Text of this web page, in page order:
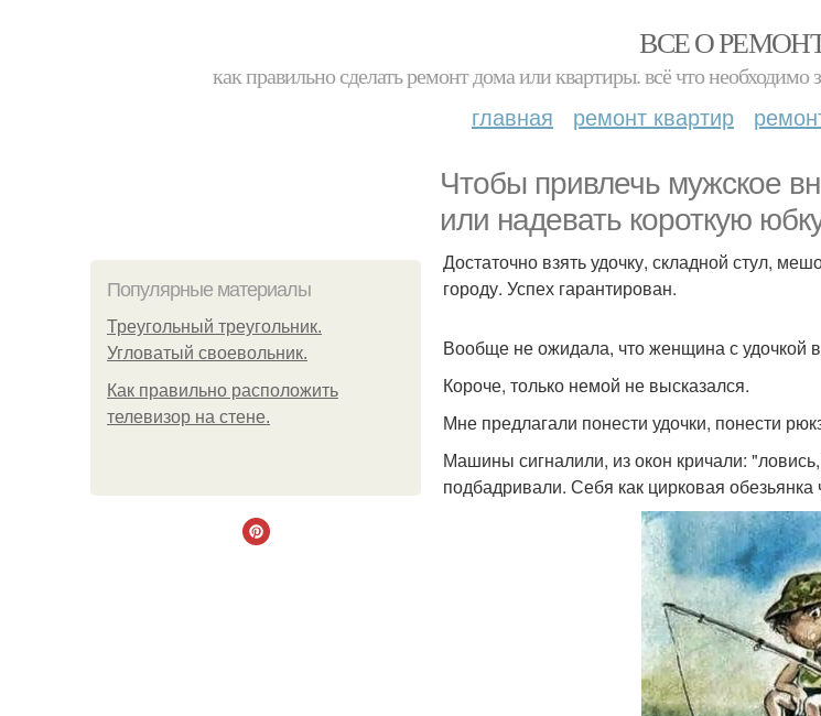
ВСЕ О
как правильно сделать ремонт дома или квартиры. всё что
главная ремонт квартир
Чтобы привлечь мужское
или надевать короткую
Популярные материалы
Треугольный треугольник.
Угловатый своевольник.
Как правильно расположить
телевизор на стене.
Достаточно взять удочку, складной стул,
городу. Успех гарантирован.
Вообще не ожидала, что женщина с удочкой
Короче, только немой не высказался.
Мне предлагали понести удочки, понести
Машины сигналили, из окон кричали:
подбадривали. Себя как цирковая обезьянка